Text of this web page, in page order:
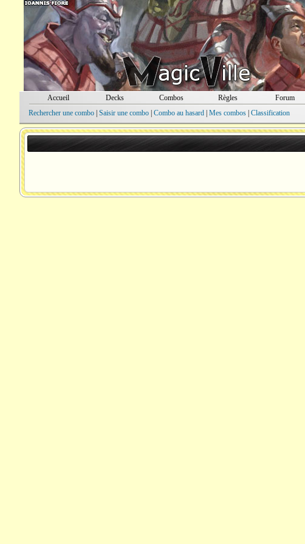
Accueil Decks Combos Règles Forum
Rechercher une combo| Saisir une combo| Combo au hasard| Mes combos| Classification